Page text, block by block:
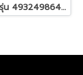
Milwaukee รุ่น 4932498647 PACKOUT™ ถาดสำหรับยึดกล่องเครื่องมือ รหัส 4932498647